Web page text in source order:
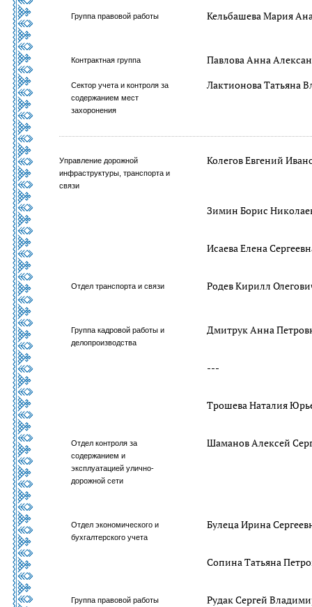
Группа правовой работы Кельбашева Мария
Контрактная группа Павлова Анна
Сектор учета и контроля за
содержанием мест
захоронения
Лактионова Татьяна
Управление дорожной
инфраструктуры, транспорта и
связи
Колегов Евгений
Зимин Борис
Исаева Елена
Отдел транспорта и связи Родев Кирилл
Группа кадровой работы и
делопроизводства
Дмитрук Анна
---
Трошева Наталия
Отдел контроля за
содержанием и
эксплуатацией улично-
дорожной сети
Шаманов Алексей
Отдел экономического и
бухгалтерского учета
Булеца Ирина
Сопина Татьяна
Группа правовой работы Рудак Сергей